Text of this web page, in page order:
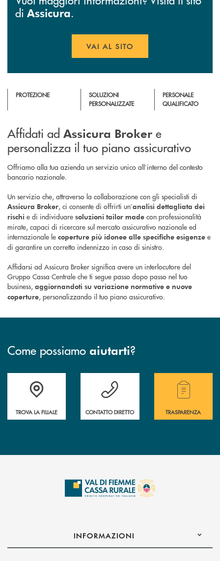
di Assicura.
VAI AL SITO
PROTEZIONE
SOLUZIONI
PERSONALIZZATE
PERSONALE
QUALIFICATO
Affidati ad Assicura Broker e
personalizza il tuo piano assicurativo
Offriamo alla tua azienda un servizio unico all’interno del contesto
bancario nazionale.
Un servizio che, attraverso la collaborazione con gli specialisti di
Assicura Broker, ci consente di offrirti un’analisi dettagliata dei
rischi e di individuare soluzioni tailor made con professionalità
mirate, capaci di ricercare sul mercato assicurativo nazionale ed
internazionale le coperture più idonee alle specifiche esigenze e
di garantire un corretto indennizzo in caso di sinistro.
Affidarsi ad Assicura Broker significa avere un interlocutore del
Gruppo Cassa Centrale che ti segue passo dopo passo nel tuo
business, aggiornandoti su variazione normative e nuove
coperture, personalizzando il tuo piano assicurativo.
Come possiamo aiutarti?
Accedi all' elenco completo delle filiali della Cassa Rurale.
TROVA LA FILIALE
Hai bisogno di assistenza immediata?
CONTATTO DIRETTO
Hai bisogno di
TRASPARENZA
INFORMAZIONI